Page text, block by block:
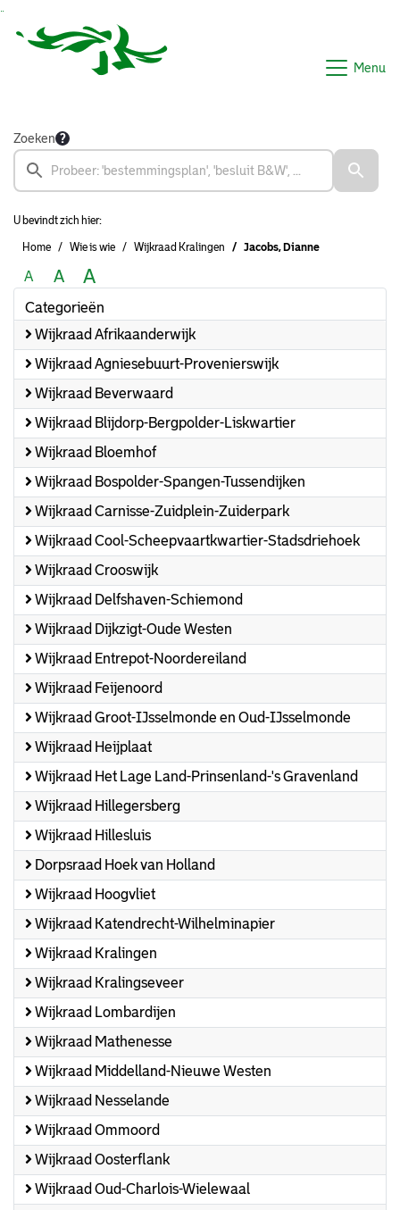
Menu
Zoeken
U bevindt zich hier:
Home Wie is wie Wijkraad Kralingen Jacobs, Dianne
A A A
Categorieën
Wijkraad Afrikaanderwijk
Wijkraad Agniesebuurt-Provenierswijk
Wijkraad Beverwaard
Wijkraad Blijdorp-Bergpolder-Liskwartier
Wijkraad Bloemhof
Wijkraad Bospolder-Spangen-Tussendijken
Wijkraad Carnisse-Zuidplein-Zuiderpark
Wijkraad Cool-Scheepvaartkwartier-Stadsdriehoek
Wijkraad Crooswijk
Wijkraad Delfshaven-Schiemond
Wijkraad Dijkzigt-Oude Westen
Wijkraad Entrepot-Noordereiland
Wijkraad Feijenoord
Wijkraad Groot-IJsselmonde en Oud-IJsselmonde
Wijkraad Heijplaat
Wijkraad Het Lage Land-Prinsenland-'s Gravenland
Wijkraad Hillegersberg
Wijkraad Hillesluis
Dorpsraad Hoek van Holland
Wijkraad Hoogvliet
Wijkraad Katendrecht-Wilhelminapier
Wijkraad Kralingen
Wijkraad Kralingseveer
Wijkraad Lombardijen
Wijkraad Mathenesse
Wijkraad Middelland-Nieuwe Westen
Wijkraad Nesselande
Wijkraad Ommoord
Wijkraad Oosterflank
Wijkraad Oud-Charlois-Wielewaal